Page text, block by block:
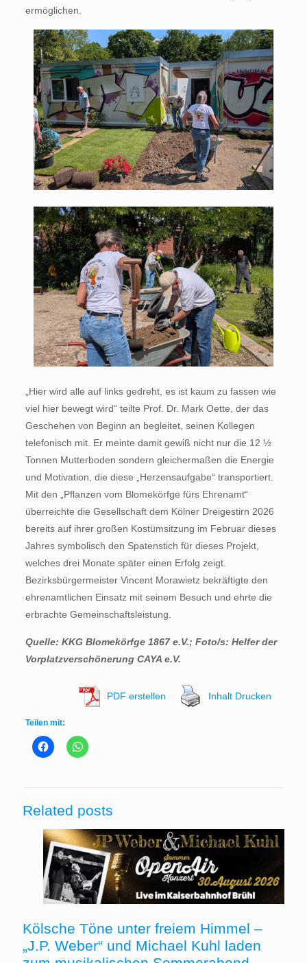
ermöglichen.
„Hier wird alle auf links gedreht, es ist kaum zu fassen wie
viel hier bewegt wird“ teilte Prof. Dr. Mark Oette, der das
Geschehen von Beginn an begleitet, seinen Kollegen
telefonisch mit. Er meinte damit gewiß nicht nur die 12 ½
Tonnen Mutterboden sondern gleichermaßen die Energie
und Motivation, die diese „Herzensaufgabe“ transportiert.
Mit den „Pflanzen vom Blomekörfge fürs Ehrenamt“
überreichte die Gesellschaft dem Kölner Dreigestirn 2026
bereits auf ihrer großen Kostümsitzung im Februar dieses
Jahres symbolisch den Spatenstich für dieses Projekt,
welches drei Monate später einen Erfolg zeigt.
Bezirksbürgermeister Vincent Morawietz bekräftigte den
ehrenamtlichen Einsatz mit seinem Besuch und ehrte die
erbrachte Gemeinschaftsleistung.
Quelle: KKG Blomekörfge 1867 e.V.; Foto/s: Helfer der
Vorplatzverschönerung CAYA e.V.
PDF erstellen Inhalt Drucken
Teilen mit:
Related posts
Kölsche Töne unter freiem Himmel –
„J.P. Weber“ und Michael Kuhl laden